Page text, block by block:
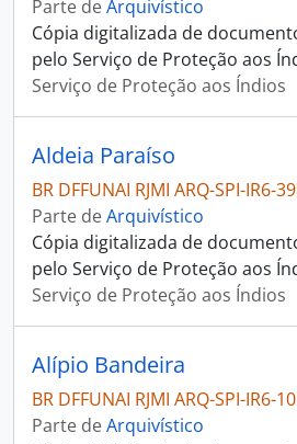
Parte deArquivístico
Cópia digitalizada de
pelo Serviço de Proteção aos
Serviço de Proteção aos Índios
Aldeia Paraíso
BR DFFUNAI RJMI ARQ-SPI-IR6-
Parte deArquivístico
Cópia digitalizada de
pelo Serviço de Proteção aos
Serviço de Proteção aos Índios
Alípio Bandeira
BR DFFUNAI RJMI ARQ-SPI-IR6-
Parte deArquivístico